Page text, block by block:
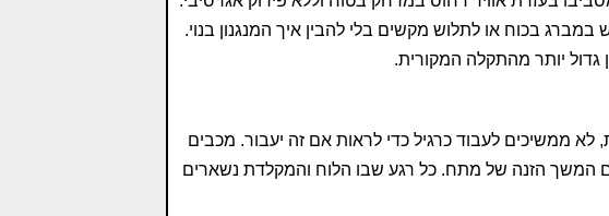
בכוח או לתלוש מקשים בלי להבין איך המנגנון בנוי.
גדול יותר מהתקלה המקורית.
לא ממשיכים לעבוד כרגיל כדי לראות אם זה יעבור. מכבים
הזנה של מתח. כל רגע שבו הלוח והמקלדת נשארים